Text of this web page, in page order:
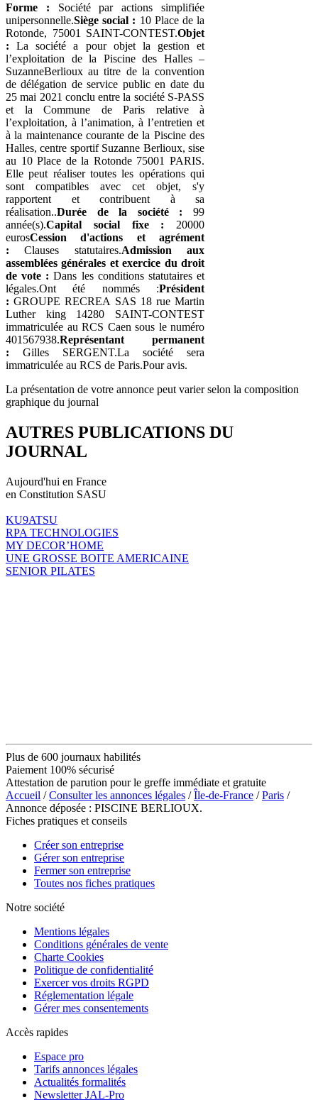
Forme : Société par actions simplifiée
unipersonnelle.Siège social : 10 Place de la
Rotonde, 75001 SAINT-CONTEST.Objet
:La société a pour objet la gestion et
l’exploitation de la Piscine des Halles –
SuzanneBerlioux au titre de la convention
de délégation de service public en date du
25 mai 2021 conclu entre la société S-PASS
et la Commune de Paris relative à
l’exploitation, à l’animation, à l’entretien et
à la maintenance courante de la Piscine des
Halles, centre sportif Suzanne Berlioux, sise
au 10 Place de la Rotonde 75001 PARIS.
Elle peut réaliser toutes les opérations qui
sont compatibles avec cet objet, s'y
rapportent et contribuent à sa
réalisation..Durée de la société : 99
année(s).Capital social fixe : 20000
eurosCession d'actions et agrément
:Clauses statutaires.Admission aux
assemblées générales et exercice du droit
de vote :Dans les conditions statutaires et
légales.Ont été nommés :Président
: GROUPE RECREA SAS 18 rue Martin
Luther king 14280 SAINT-CONTEST
immatriculée au RCS Caen sous le numéro
401567938.Représentant permanent
: Gilles SERGENT.La société sera
immatriculée au RCS de Paris.Pour avis.
La présentation de votre annonce peut varier selon la composition
graphique du journal
AUTRES PUBLICATIONS DU
JOURNAL
Aujourd'hui en France
en Constitution SASU
KU9ATSU
RPA TECHNOLOGIES
MY DECOR’HOME
UNE GROSSE BOITE AMERICAINE
SENIOR PILATES
Plus de 600 journaux habilités
Paiement 100% sécurisé
Attestation de parution pour le greffe immédiate et gratuite
Accueil /Consulter les annonces légales /Île-de-France /Paris /
Annonce déposée : PISCINE BERLIOUX.
Fiches pratiques et conseils
Créer son entreprise
Gérer son entreprise
Fermer son entreprise
Toutes nos fiches pratiques
Notre société
Mentions légales
Conditions générales de vente
Charte Cookies
Politique de confidentialité
Exercer vos droits RGPD
Réglementation légale
Gérer mes consentements
Accès rapides
Espace pro
Tarifs annonces légales
Actualités formalités
Newsletter JAL-Pro